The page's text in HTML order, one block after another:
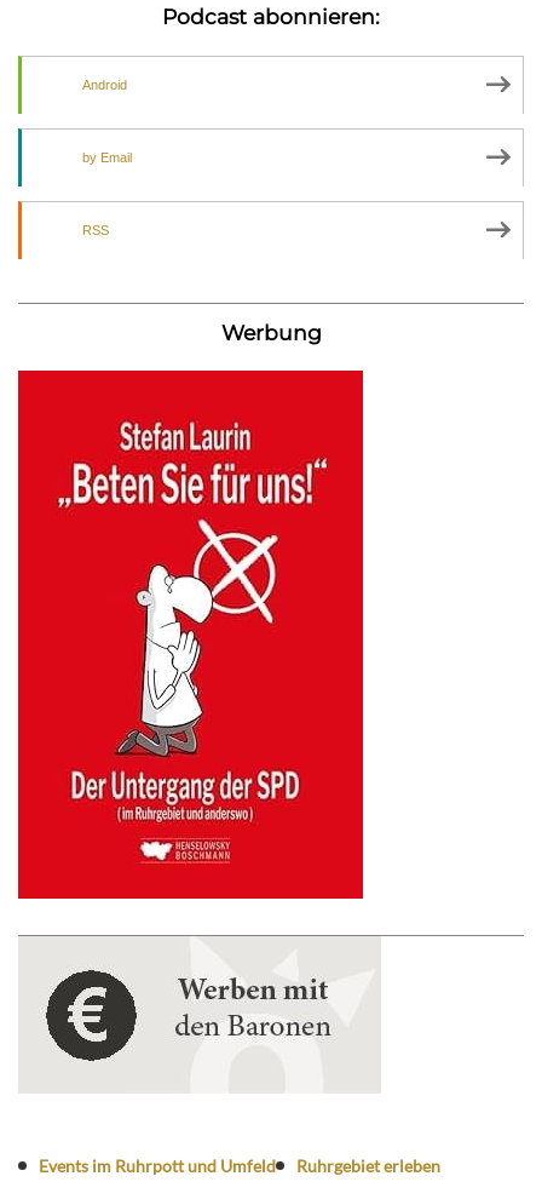
Podcast abonnieren:
Android
by Email
RSS
Werbung
Events im Ruhrpott und Umfeld
Ruhrgebiet erleben